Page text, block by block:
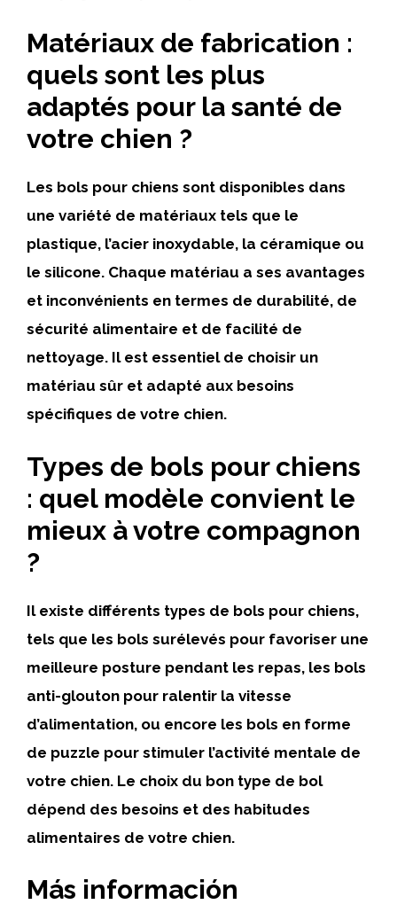
Matériaux de fabrication :
quels sont les plus
adaptés pour la santé de
votre chien ?
Les bols pour chiens sont disponibles dans
une variété de matériaux tels que le
plastique, l’acier inoxydable, la céramique ou
le silicone. Chaque matériau a ses avantages
et inconvénients en termes de durabilité, de
sécurité alimentaire et de facilité de
nettoyage. Il est essentiel de choisir un
matériau sûr et adapté aux besoins
spécifiques de votre chien.
Types de bols pour chiens
: quel modèle convient le
mieux à votre compagnon
?
Il existe différents types de bols pour chiens,
tels que les bols surélevés pour favoriser une
meilleure posture pendant les repas, les bols
anti-glouton pour ralentir la vitesse
d’alimentation, ou encore les bols en forme
de puzzle pour stimuler l’activité mentale de
votre chien. Le choix du bon type de bol
dépend des besoins et des habitudes
alimentaires de votre chien.
Más información